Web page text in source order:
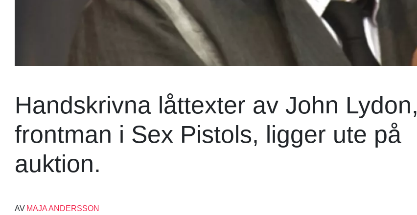
Handskrivna låttexter av John Lydon,
frontman i Sex Pistols, ligger ute på
auktion.
AV MAJA ANDERSSON